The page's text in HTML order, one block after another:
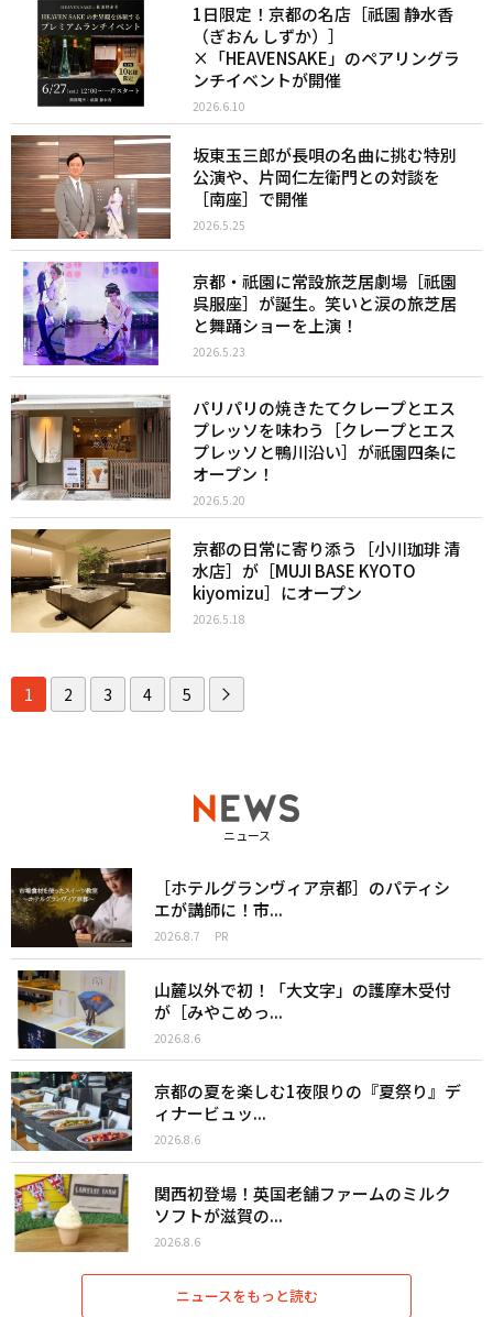
1日限定！京都の名店［祇園 静水香
（ぎおん しずか）］
×「HEAVENSAKE」のペアリングラ
ンチイベントが開催
2026.6.10
坂東玉三郎が長唄の名曲に挑む特別
公演や、片岡仁左衛門との対談を
［南座］で開催
2026.5.25
京都・祇園に常設旅芝居劇場［祇園
呉服座］が誕生。笑いと涙の旅芝居
と舞踊ショーを上演！
2026.5.23
パリパリの焼きたてクレープとエス
プレッソを味わう［クレープとエス
プレッソと鴨川沿い］が祇園四条に
オープン！
2026.5.20
京都の日常に寄り添う［小川珈琲 清
水店］が［MUJI BASE KYOTO
kiyomizu］にオープン
2026.5.18
1 2 3 4 5
ニュース
［ホテルグランヴィア京都］のパティシ
エが講師に！市...
2026.8.7 PR
山麓以外で初！「大文字」の護摩木受付
が［みやこめっ...
2026.8.6
京都の夏を楽しむ1夜限りの『夏祭り』デ
ィナービュッ...
2026.8.6
関西初登場！英国老舗ファームのミルク
ソフトが滋賀の...
2026.8.6
ニュースをもっと読む